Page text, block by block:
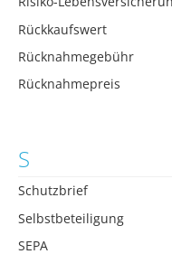
Rückkaufswert
Rücknahmegebühr
Rücknahmepreis
S
Schutzbrief
Selbstbeteiligung
SEPA